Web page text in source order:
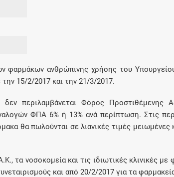
φαρμάκων ανθρώπινης χρήσης του
15/2/2017 και την 21/3/2017.
περιλαμβάνεται Φόρος Προστιθέμενης
ΦΠΑ 6% ή 13% ανά περίπτωση. Στις
θα πωλούνται σε λιανικές τιμές μειωμένες
τα νοσοκομεία και τις ιδιωτικές κλινικές με
και από 20/2/2017 για τα